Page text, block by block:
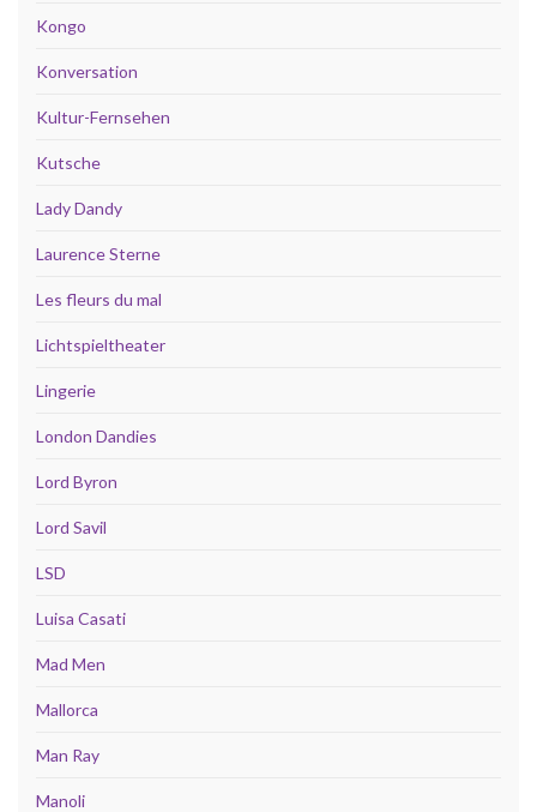
Kongo
Konversation
Kultur-Fernsehen
Kutsche
Lady Dandy
Laurence Sterne
Les fleurs du mal
Lichtspieltheater
Lingerie
London Dandies
Lord Byron
Lord Savil
LSD
Luisa Casati
Mad Men
Mallorca
Man Ray
Manoli